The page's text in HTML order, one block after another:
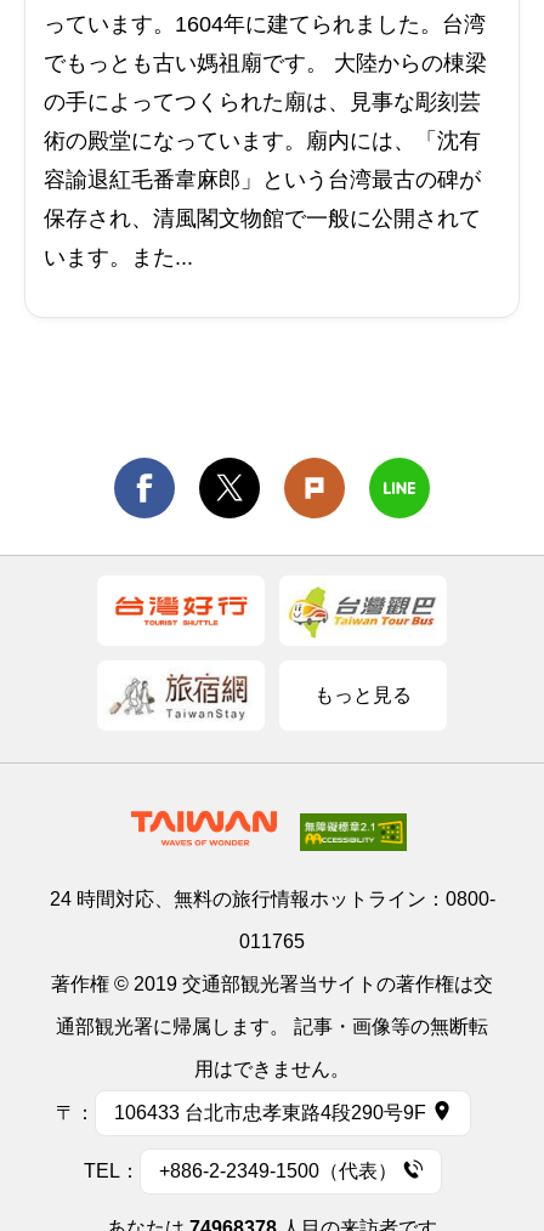
っています。1604年に建てられました。台湾
でもっとも古い媽祖廟です。 大陸からの棟梁
の手によってつくられた廟は、見事な彫刻芸
術の殿堂になっています。廟内には、「沈有
容諭退紅毛番韋麻郎」という台湾最古の碑が
保存され、清風閣文物館で一般に公開されて
います。また...
もっと見る
24 時間対応、無料の旅行情報ホットライン： 0800-
011765
著作権 © 2019 交通部観光署当サイトの著作権は交
通部観光署に帰属します。 記事・画像等の無断転
用はできません。
〒： 106433 台北市忠孝東路4段290号9F
TEL： +886-2-2349-1500（代表）